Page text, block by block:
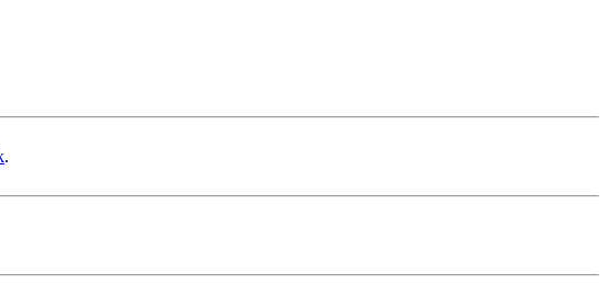
.